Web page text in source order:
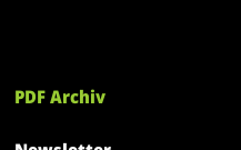
PDF Archiv